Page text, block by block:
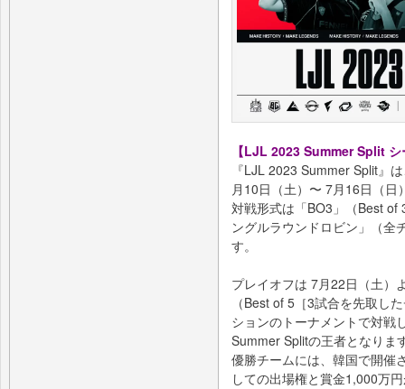
【LJL 2023 Summer Split
『LJL 2023 Summer Split』
月10日（土）〜 7月16日（日
対戦形式は「BO3」（Best of
ングルラウンドロビン」（全
す。
プレイオフは 7月22日（土）
（Best of 5［3試合を先取し
ションのトーナメントで対戦
Summer Splitの王者となりま
優勝チームには、韓国で開催
しての出場権と賞金1,000万